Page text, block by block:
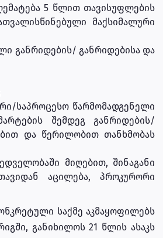
5 წლით თავისუფლების
მაქსიმალური
განრიდების/ განრიდებისა და
საპროცესო წარმომადგენელი
შემდეგ განრიდების/
და წერილობით თანხმობას
მიღებით, შინაგანი
აცილება, პროკურორი
საქმე აკმაყოფილებს
განიხილოს 21 წლის ასაკს